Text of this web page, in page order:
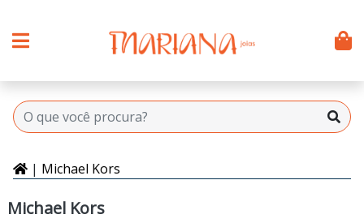
| Michael Kors
Michael Kors